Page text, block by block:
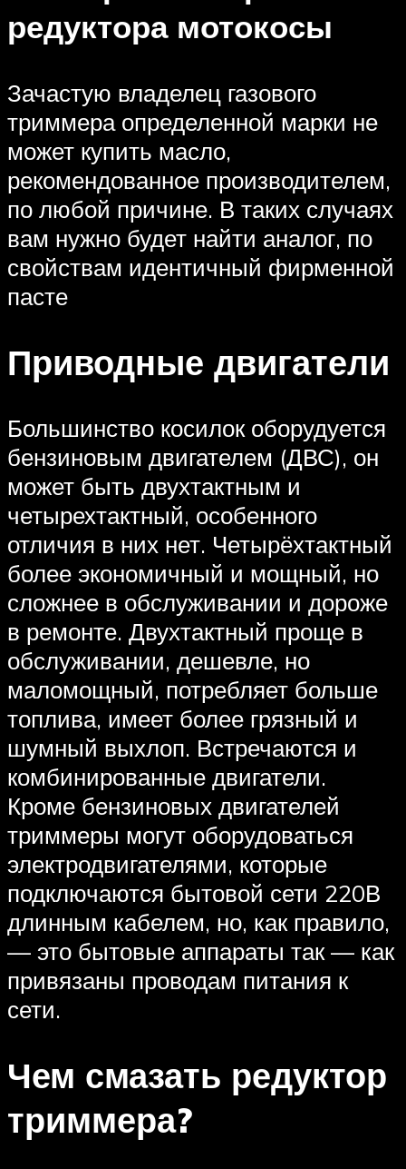
редуктора мотокосы
Зачастую владелец газового
триммера определенной марки не
может купить масло,
рекомендованное производителем,
по любой причине. В таких случаях
вам нужно будет найти аналог, по
свойствам идентичный фирменной
пасте
Приводные двигатели
Большинство косилок оборудуется
бензиновым двигателем (ДВС), он
может быть двухтактным и
четырехтактный, особенного
отличия в них нет. Четырёхтактный
более экономичный и мощный, но
сложнее в обслуживании и дороже
в ремонте. Двухтактный проще в
обслуживании, дешевле, но
маломощный, потребляет больше
топлива, имеет более грязный и
шумный выхлоп. Встречаются и
комбинированные двигатели.
Кроме бензиновых двигателей
триммеры могут оборудоваться
электродвигателями, которые
подключаются бытовой сети 220В
длинным кабелем, но, как правило,
— это бытовые аппараты так — как
привязаны проводам питания к
сети.
Чем смазать редуктор
триммера?